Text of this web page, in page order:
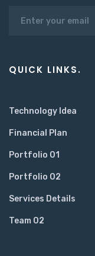
QUICK LINKS.
Technology Idea
Financial Plan
Portfolio 01
Portfolio 02
Services Details
Team 02